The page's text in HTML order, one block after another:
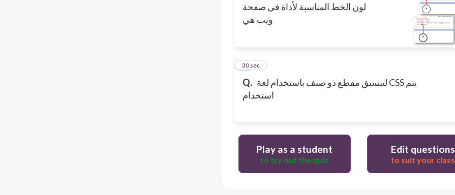
لون الخط المناسبة لأداة في صفحة
ويب هي
Q. لتنسيق مقطع ذو صنف باستخدام لغة CSS يتم
استخدام
10
30 sec
Play as a student
to try out the quiz
Edit questions
to suit your class